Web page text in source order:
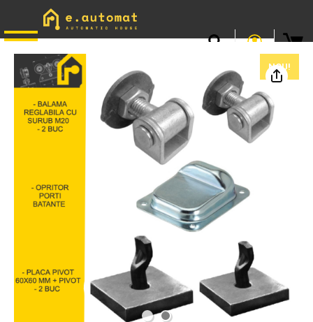
📞0746.301.381· L–V 9–17 · Livrare gratuită peste 500 lei
NOU!